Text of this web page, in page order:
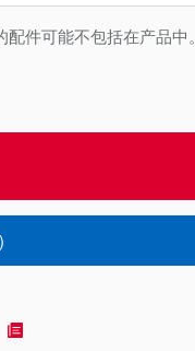
件可能不包括在产品中。